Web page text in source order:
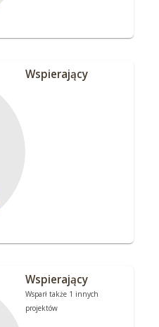
Wspierający
Wspierający
Wsparł także 1 innych
projektów